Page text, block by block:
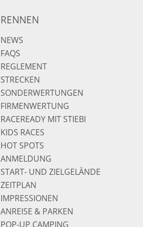
RENNEN
NEWS
FAQS
REGLEMENT
STRECKEN
SONDERWERTUNGEN
FIRMENWERTUNG
RACEREADY MIT STIEBI
KIDS RACES
HOT SPOTS
ANMELDUNG
START- UND ZIELGELÄNDE
ZEITPLAN
IMPRESSIONEN
ANREISE & PARKEN
POP-UP CAMPING